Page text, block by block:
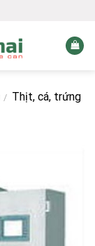
/ Thịt, cá, trứng